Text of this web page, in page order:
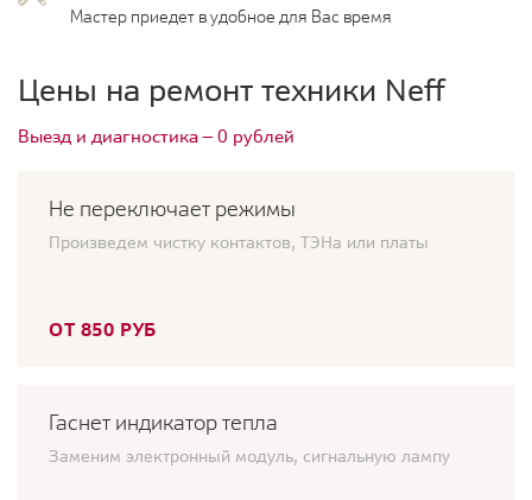
Мастер приедет в удобное для Вас время
Цены на ремонт техники Neff
Выезд и диагностика — 0 рублей
Не переключает режимы
Произведем чистку контактов, ТЭНа или платы
ОТ 850 РУБ
Гаснет индикатор тепла
Заменим электронный модуль, сигнальную лампу